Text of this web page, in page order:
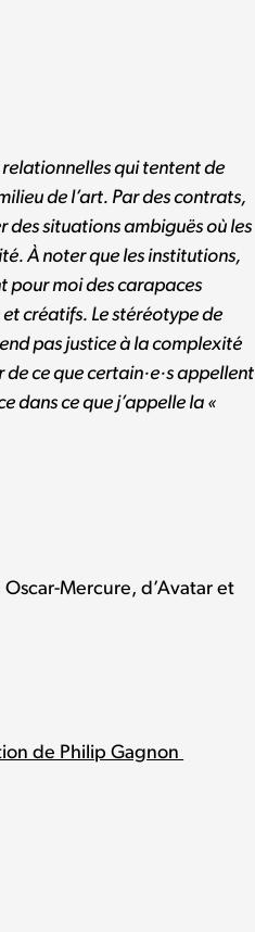
quitentent de
de l’art. Par des contrats,
des situations ambiguës où les
À noter que les institutions,
pour moi des carapaces
créatifs. Le stéréotype de
pas justice à la complexité
ce que certain·e·s appellent
dans ce que j’appelle la «
Mercure, d’Avatar et
de Philip Gagnon